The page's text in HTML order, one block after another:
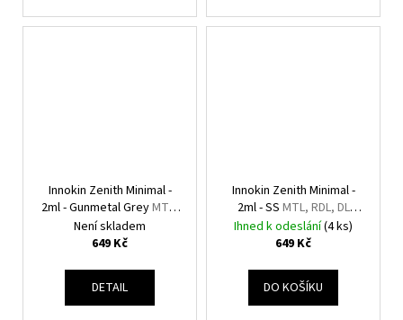
Innokin Zenith Minimal -
2ml - Gunmetal GreyMTL,
RDL, DL Clearomizér
Není skladem
649 Kč
DETAIL
Innokin Zenith Minimal -
2ml - SS MTL, RDL, DL
Clearomizér
Ihned k odeslání(4 ks)
649 Kč
DO KOŠÍKU